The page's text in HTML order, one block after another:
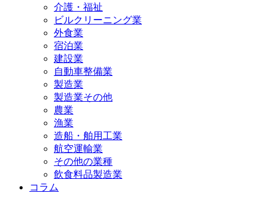
介護・福祉
ビルクリーニング業
外食業
宿泊業
建設業
自動車整備業
製造業
製造業その他
農業
漁業
造船・舶用工業
航空運輸業
その他の業種
飲食料品製造業
コラム